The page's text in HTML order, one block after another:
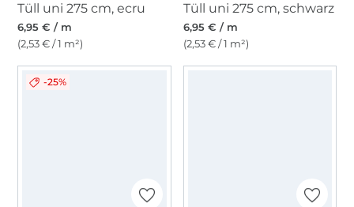
Tüll uni 275 cm, ecru
6,95 € / m
(2,53 € / 1 m²)
Tüll uni 275 cm, schwarz
6,95 € / m
(2,53 € / 1 m²)
-25%